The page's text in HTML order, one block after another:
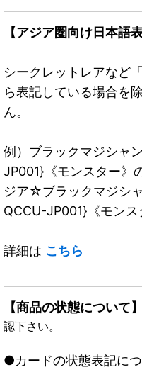
【アジア圏向け日本語
シークレットレアなど
ら表記している場合を
ん。
例）ブラックマジシャ
JP001}《モンスター》
ジア☆ブラックマジシ
QCCU-JP001}《モンス
詳細は こちら
【商品の状態について】
認下さい。
●カードの状態表記に